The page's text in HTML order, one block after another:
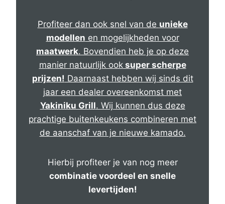
Profiteer dan ook snel van de unieke
modellen en mogelijkheden voor
maatwerk. Bovendien heb je op deze
manier natuurlijk ooksuper scherpe
prijzen! Daarnaast hebben wij sinds dit
jaar een dealer overeenkomst met
Yakiniku Grill. Wij kunnen dus deze
prachtige buitenkeukens combineren met
de aanschaf van je nieuwe kamado.
Hierbij profiteer je van nog meer
combinatie voordeel en snelle
levertijden!